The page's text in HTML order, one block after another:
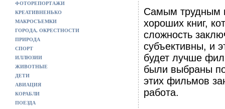
ФОТОРЕПОРТАЖИ
КРЕАТИВНЕНЬКО
МАКРОСЪЕМКИ
ГОРОДА, ОКРЕСТНОСТИ
ПРИРОДА
СПОРТ
ИЛЛЮЗИИ
ЖИВОТНЫЕ
ДЕТИ
АВИАЦИЯ
КОРАБЛИ
ПОЕЗДА
Самым трудным
хороших книг,
сложность
субъективны, и
будет лучше
были выбраны
этих фильмов
работа.